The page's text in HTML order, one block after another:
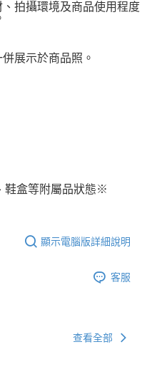
拍攝環境及商品使用程度
展示於商品照。
鞋盒等附屬品狀態※
顯示電腦版詳細說明
客服
查看全部